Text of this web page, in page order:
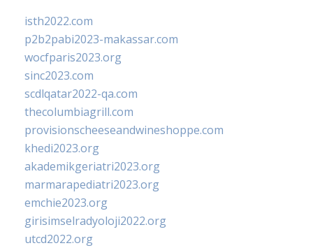
isth2022.com
p2b2pabi2023-makassar.com
wocfparis2023.org
sinc2023.com
scdlqatar2022-qa.com
thecolumbiagrill.com
provisionscheeseandwineshoppe.com
khedi2023.org
akademikgeriatri2023.org
marmarapediatri2023.org
emchie2023.org
girisimselradyoloji2022.org
utcd2022.org